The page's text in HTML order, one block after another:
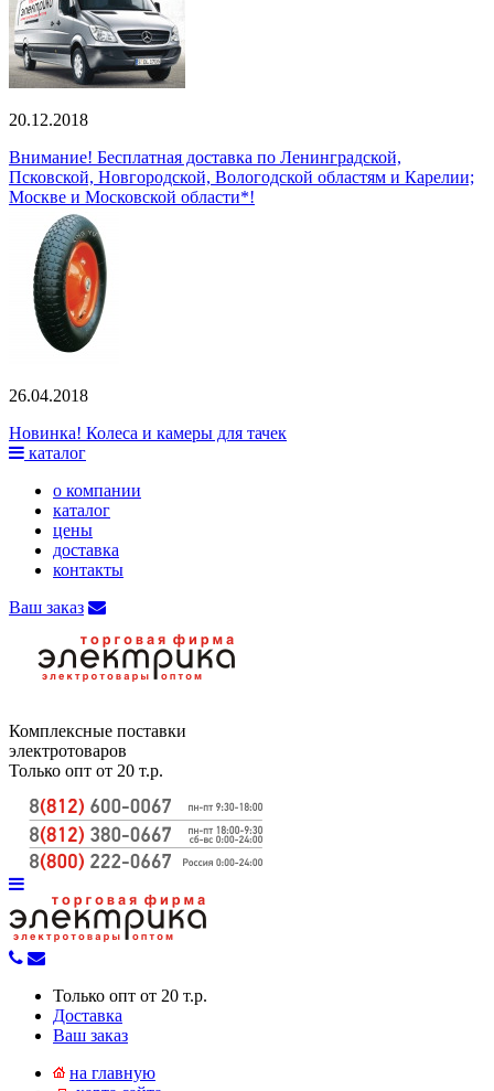
20.12.2018
Внимание! Бесплатная доставка по Ленинградской,
Псковской, Новгородской, Вологодской областям и Карелии;
Москве и Московской области*!
26.04.2018
Новинка! Колеса и камеры для тачек
каталог
о компании
каталог
цены
доставка
контакты
Ваш заказ
Комплексные поставки
электротоваров
Только опт от 20 т.р.
Только опт от 20 т.р.
Доставка
Ваш заказ
на главную